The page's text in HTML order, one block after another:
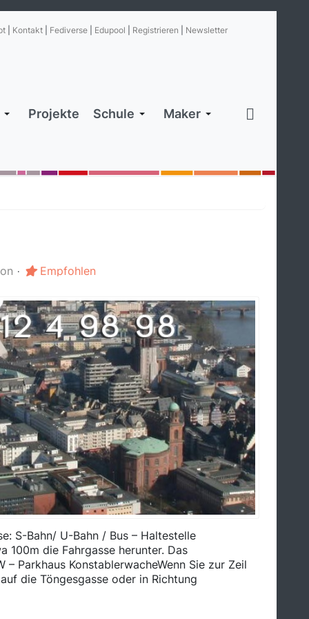
Kontakt Fediverse Edupool Registrieren Newsletter
Projekte Schule Maker
Empfohlen
S-Bahn/ U-Bahn / Bus – Haltestelle
100m die Fahrgasse herunter. Das
Parkhaus KonstablerwacheWenn Sie zur Zeil
die Töngesgasse oder in Richtung